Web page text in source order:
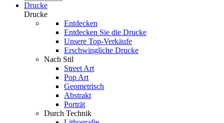
Drucke
Drucke
Entdecken
Entdecken Sie die Drucke
Unsere Top-Verkäufe
Erschwingliche Drucke
Nach Stil
Street Art
Pop Art
Geometrisch
Abstrakt
Porträt
Durch Technik